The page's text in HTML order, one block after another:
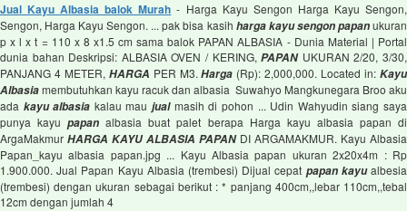
Jual Kayu Albasia balok Murah - Harga Kayu Sengon Harga Kayu Sengon,
Sengon, Harga Kayu Sengon. ... pak bisa kasih harga kayu sengon papanukuran
p x l x t = 110 x 8 x1.5 cm sama balok PAPAN ALBASIA - Dunia Material | Portal
dunia bahan Deskripsi: ALBASIA OVEN / KERING,PAPANUKURAN 2/20, 3/30,
PANJANG 4 METER, HARGA PER M3.Harga (Rp): 2,000,000. Located in:Kayu
Albasiamembutuhkan kayu racuk dan albasia Suwahyo Mangkunegara Broo aku
ada kayu albasia kalau maujualmasih di pohon ... Udin Wahyudin siang saya
punya kayupapan albasia buat palet berapa Harga kayu albasia papan di
ArgaMakmur HARGA KAYU ALBASIA PAPANDI ARGAMAKMUR. Kayu Albasia
Papan_kayu albasia papan.jpg ... Kayu Albasia papan ukuran 2x20x4m : Rp
1.900.000. Jual Papan Kayu Albasia (trembesi) Dijual cepat papan kayualbesia
(trembesi) dengan ukuran sebagai berikut : * panjang 400cm,,lebar 110cm,,tebal
12cm dengan jumlah 4